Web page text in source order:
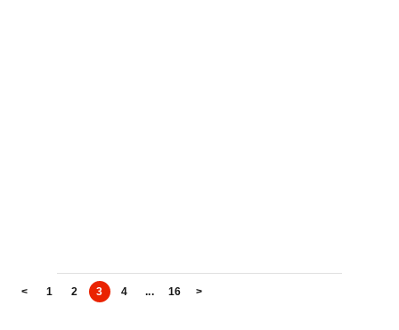
< 1 2 3 4 ... 16 >